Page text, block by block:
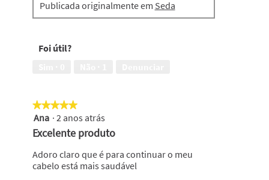
h
a
a
m
p
l
a
o
E
s
t
a
c
ç
Publicada originalmente em Seda
Foi útil?
★★★★★
★★★★★
5
em
5
estrelas.
Ana · 2 anos atrás
Excelente produto
Adoro claro que é para continuar o meu
cabelo está mais saudável